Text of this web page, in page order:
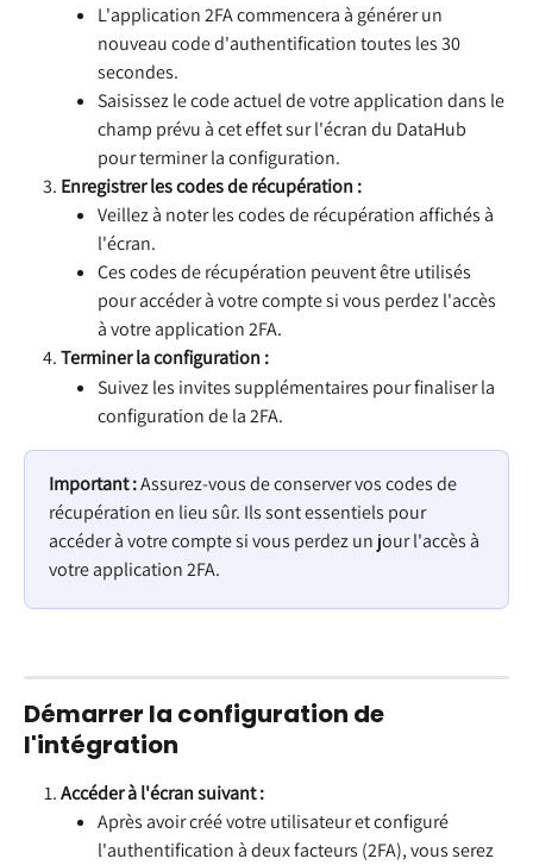
L'application 2FA commencera à générer un
nouveau code d'authentification toutes les 30
secondes.
Saisissez le code actuel de votre application dans le
champ prévu à cet effet sur l'écran du DataHub
pour terminer la configuration.
Enregistrer les codes de récupération :
Veillez à noter les codes de récupération affichés à
l'écran.
Ces codes de récupération peuvent être utilisés
pour accéder à votre compte si vous perdez l'accès
à votre application 2FA.
Terminer la configuration :
Suivez les invites supplémentaires pour finaliser la
configuration de la 2FA.
Important : Assurez-vous de conserver vos codes de
récupération en lieu sûr. Ils sont essentiels pour
accéder à votre compte si vous perdez un jour l'accès à
votre application 2FA.
Démarrer la configuration de
l'intégration
Accéder à l'écran suivant :
Après avoir créé votre utilisateur et configuré
l'authentification à deux facteurs (2FA), vous serez